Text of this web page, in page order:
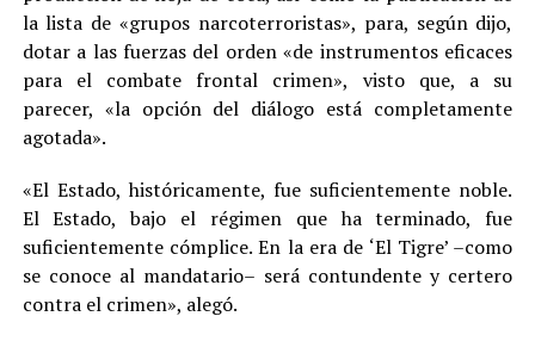
la lista de «grupos narcoterroristas», para, según dijo,
dotar a las fuerzas del orden «de instrumentos eficaces
para el combate frontal crimen», visto que, a su
parecer, «la opción del diálogo está completamente
agotada».
«El Estado, históricamente, fue suficientemente noble.
El Estado, bajo el régimen que ha terminado, fue
suficientemente cómplice. En la era de ‘El Tigre’ –como
se conoce al mandatario– será contundente y certero
contra el crimen», alegó.